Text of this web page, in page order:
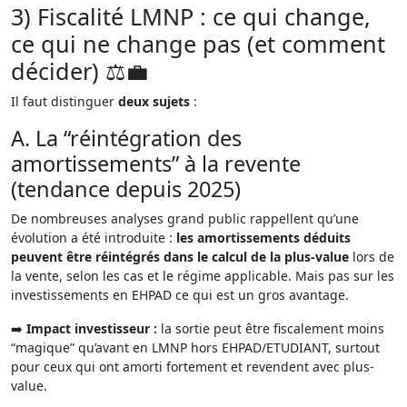
3) Fiscalité LMNP : ce qui change,
ce qui ne change pas (et comment
décider) ⚖️💼
Il faut distinguer deux sujets :
A. La “réintégration des
amortissements” à la revente
(tendance depuis 2025)
De nombreuses analyses grand public rappellent qu’une
évolution a été introduite : les amortissements déduits
peuvent être réintégrés dans le calcul de la plus-value lors de
la vente, selon les cas et le régime applicable. Mais pas sur les
investissements en EHPAD ce qui est un gros avantage.
➡️ Impact investisseur : la sortie peut être fiscalement moins
“magique” qu’avant en LMNP hors EHPAD/ETUDIANT, surtout
pour ceux qui ont amorti fortement et revendent avec plus-
value.